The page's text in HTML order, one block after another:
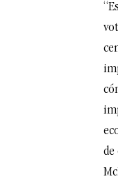
de